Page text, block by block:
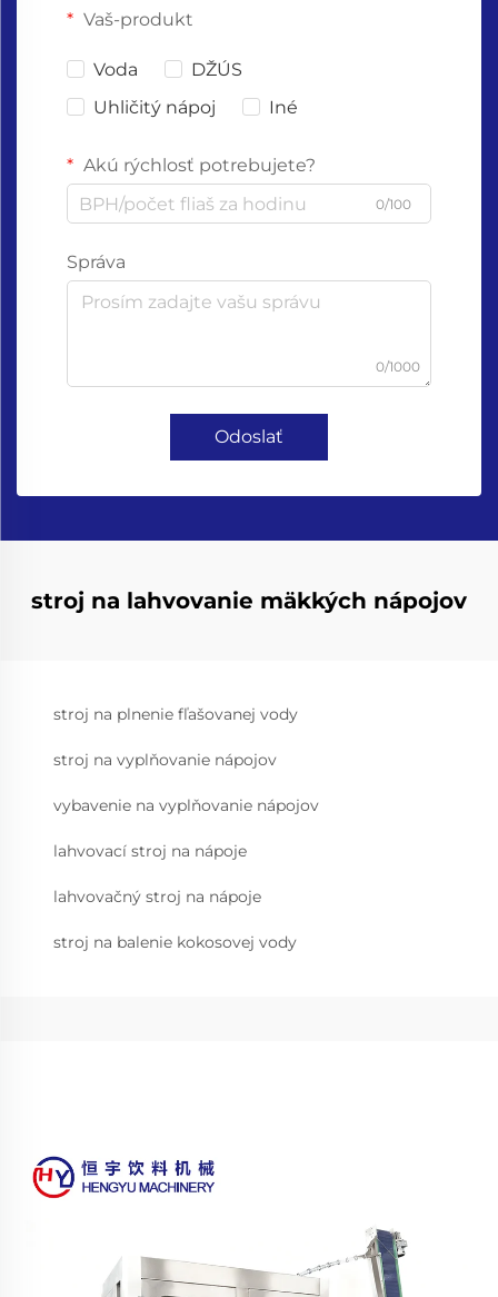
Vaš-produkt
Voda
DŽÚS
Uhličitý nápoj
Iné
Akú rýchlosť potrebujete?
0/100
Správa
0/1000
Odoslať
stroj na lahvovanie mäkkých nápojov
stroj na plnenie fľašovanej vody
stroj na vyplňovanie nápojov
vybavenie na vyplňovanie nápojov
lahvovací stroj na nápoje
lahvovačný stroj na nápoje
stroj na balenie kokosovej vody